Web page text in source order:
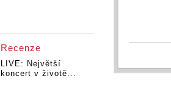
Recenze
LIVE: Největší
koncert v životě...